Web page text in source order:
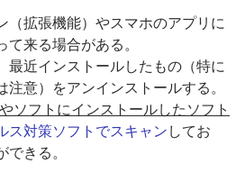
（拡張機能）やスマホのアプリに
来る場合がある。
最近インストールしたもの（特に
意）をアンインストールする。
ソフトにインストールしたソフト
ス対策ソフトでスキャン してお
きる。